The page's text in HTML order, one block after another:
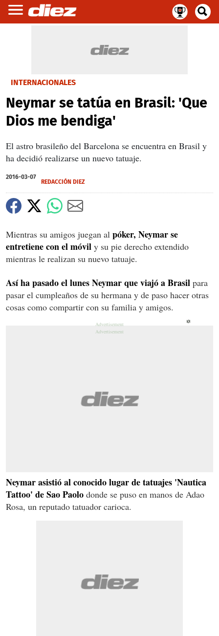
INTERNACIONALES
Neymar se tatúa en Brasil: 'Que
Dios me bendiga'
El astro brasileño del Barcelona se encuentra en Brasil y
ha decidió realizarse un nuevo tatuaje.
2016-03-07
REDACCIÓN DIEZ
Mientras su amigos juegan al póker, Neymar se
entretiene con el móvil y su pie derecho extendido
mientras le realizan su nuevo tatuaje.
Así ha pasado el lunes Neymar que viajó a Brasil para
pasar el cumpleaños de su hermana y de paso hacer otras
cosas como compartir con su familia y amigos.
Neymar asistió al conocido lugar de tatuajes 'Nautica
Tattoo' de Sao Paolo donde se puso en manos de Adao
Rosa, un reputado tatuador carioca.
X